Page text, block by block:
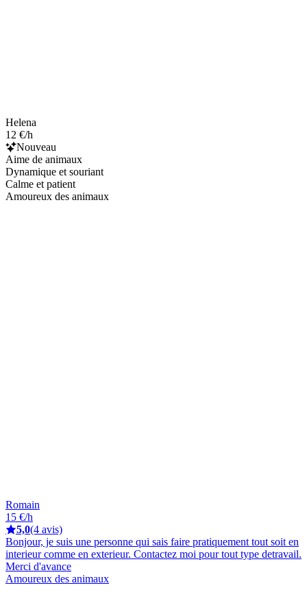
Helena
12 €/h
Nouveau
Aime de animaux
Dynamique et souriant
Calme et patient
Amoureux des animaux
Romain
15 €/h
5,0(4 avis)
Bonjour, je suis une personne qui sais faire pratiquement tout soit en
interieur comme en exterieur. Contactez moi pour tout type detravail.
Merci d'avance
Amoureux des animaux